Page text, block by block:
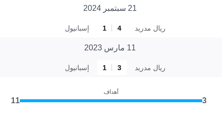
21 سبتمبر 2024
ريال مدريد 4
1 إسبانيول
11 مارس 2023
ريال مدريد 3
1 إسبانيول
أهداف
3
11